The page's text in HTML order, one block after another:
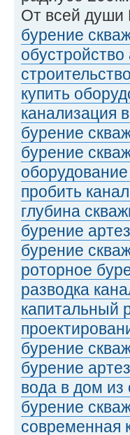
От всей души
бурение
купить
канализация
бурение
бурение
пробить
глубина
бурение
бурение
роторное
разводка
капитальный
бурение
бурение
вода в дом из
бурение
современная